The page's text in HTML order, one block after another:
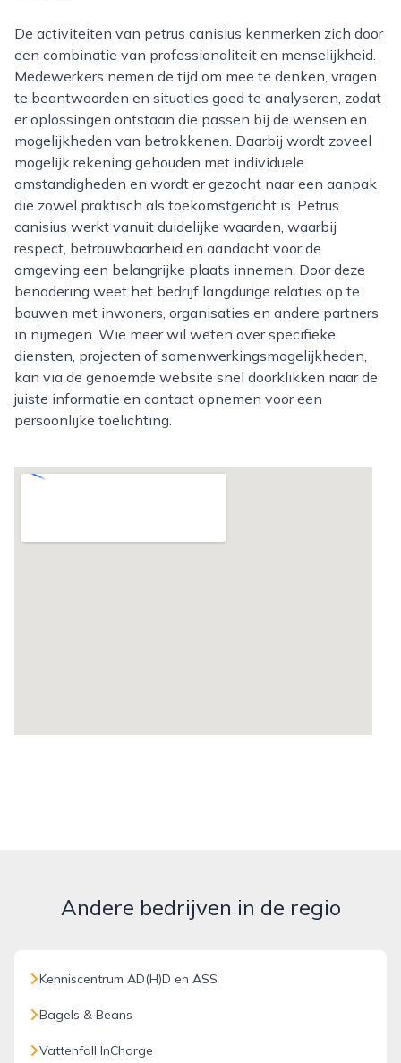
De activiteiten van petrus canisius kenmerken zich door
een combinatie van professionaliteit en menselijkheid.
Medewerkers nemen de tijd om mee te denken, vragen
te beantwoorden en situaties goed te analyseren, zodat
er oplossingen ontstaan die passen bij de wensen en
mogelijkheden van betrokkenen. Daarbij wordt zoveel
mogelijk rekening gehouden met individuele
omstandigheden en wordt er gezocht naar een aanpak
die zowel praktisch als toekomstgericht is. Petrus
canisius werkt vanuit duidelijke waarden, waarbij
respect, betrouwbaarheid en aandacht voor de
omgeving een belangrijke plaats innemen. Door deze
benadering weet het bedrijf langdurige relaties op te
bouwen met inwoners, organisaties en andere partners
in nijmegen. Wie meer wil weten over specifieke
diensten, projecten of samenwerkingsmogelijkheden,
kan via de genoemde website snel doorklikken naar de
juiste informatie en contact opnemen voor een
persoonlijke toelichting.
Andere bedrijven in de regio
Kenniscentrum AD(H)D en ASS
Bagels & Beans
Vattenfall InCharge